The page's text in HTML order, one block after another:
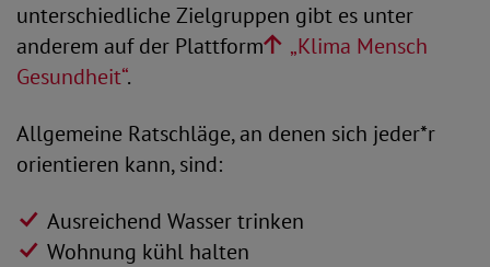
unterschiedliche Zielgruppen gibt es unter
anderem auf der Plattform
„Klima Mensch
Gesundheit“.
Allgemeine Ratschläge, an denen sich jeder*r
orientieren kann, sind:
Ausreichend Wasser trinken
Wohnung kühl halten